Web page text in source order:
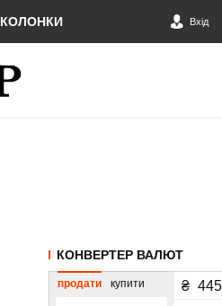
КОЛОНКИ Вхід
КОНВЕРТЕР ВАЛЮТ
продати купити ₴